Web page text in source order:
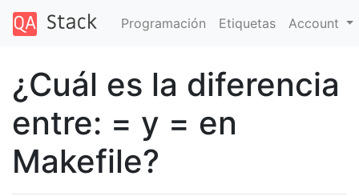
Programación Etiquetas Account
¿Cuál es la diferencia
entre: = y = en
Makefile?